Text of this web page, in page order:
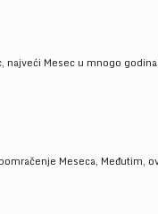
Mesec u mnogo
Meseca,